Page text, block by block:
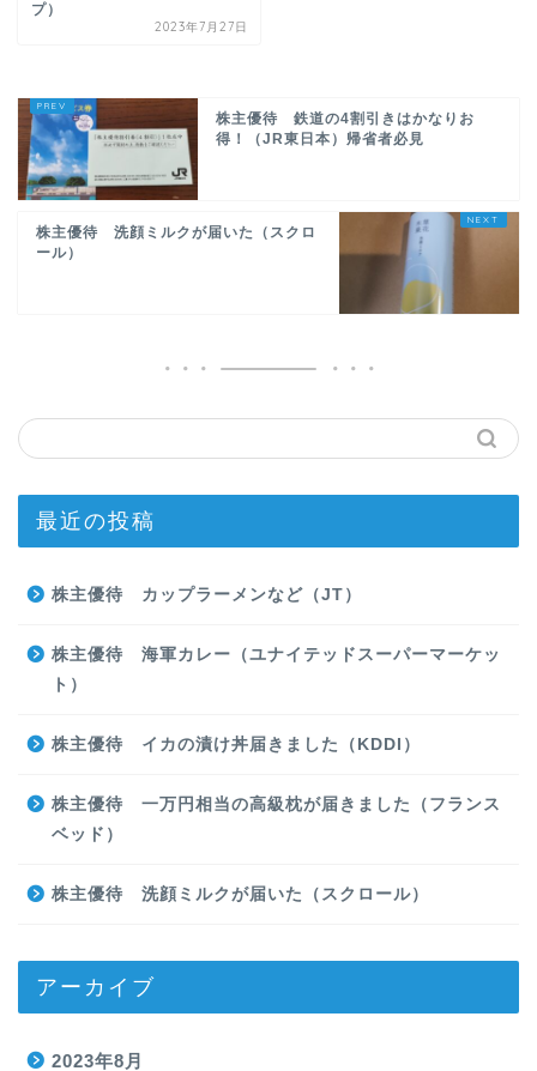
プ）
2023年7月27日
株主優待 鉄道の4割引きはかなりお
得！（JR東日本）帰省者必見
株主優待 洗顔ミルクが届いた（スクロ
ール）
最近の投稿
株主優待 カップラーメンなど（JT）
株主優待 海軍カレー（ユナイテッドスーパーマーケッ
ト）
株主優待 イカの漬け丼届きました（KDDI）
株主優待 一万円相当の高級枕が届きました（フランス
ベッド）
株主優待 洗顔ミルクが届いた（スクロール）
アーカイブ
2023年8月